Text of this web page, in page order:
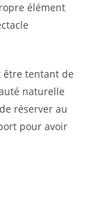
élément
être tentant de
naturelle
réserver au
pour avoir